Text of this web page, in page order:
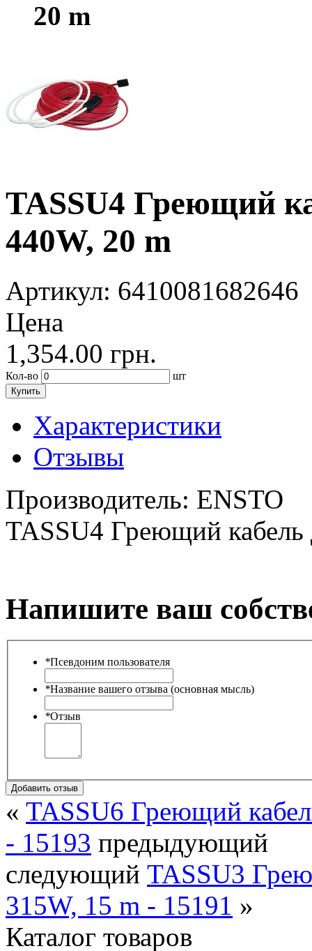
20 m
TASSU4 Греющий
440W, 20 m
Артикул: 6410081682646
Цена
1,354.00 грн.
Кол-во шт
Купить
Характеристики
Отзывы
Производитель: ENSTO
TASSU4 Греющий кабель
Напишите ваш
*Псевдоним пользователя
*Название вашего отзыва (основная мысль)
*Отзыв
Добавить отзыв
« TASSU6 Греющий
- 15193 предыдующий
следующий TASSU3
315W, 15 m - 15191 »
Каталог товаров